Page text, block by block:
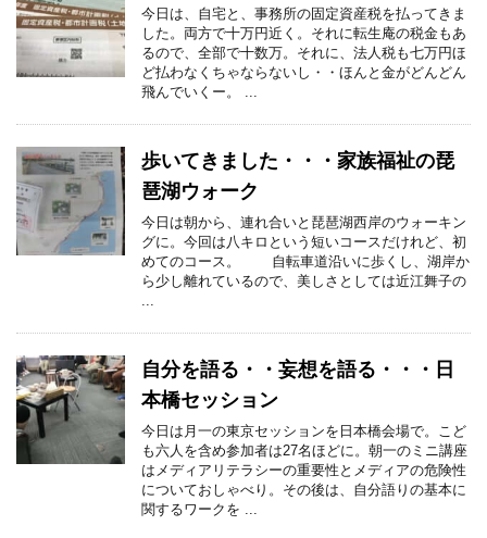
今日は、自宅と、事務所の固定資産税を払ってきま
した。両方で十万円近く。それに転生庵の税金もあ
るので、全部で十数万。それに、法人税も七万円ほ
ど払わなくちゃならないし・・ほんと金がどんどん
飛んでいくー。 ...
歩いてきました・・・家族福祉の琵
琶湖ウォーク
今日は朝から、連れ合いと琵琶湖西岸のウォーキン
グに。今回は八キロという短いコースだけれど、初
めてのコース。 自転車道沿いに歩くし、湖岸か
ら少し離れているので、美しさとしては近江舞子の
...
自分を語る・・妄想を語る・・・日
本橋セッション
今日は月一の東京セッションを日本橋会場で。こど
も六人を含め参加者は27名ほどに。朝一のミニ講座
はメディアリテラシーの重要性とメディアの危険性
についておしゃべり。その後は、自分語りの基本に
関するワークを ...